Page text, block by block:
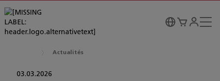
Actualités
03.03.2026